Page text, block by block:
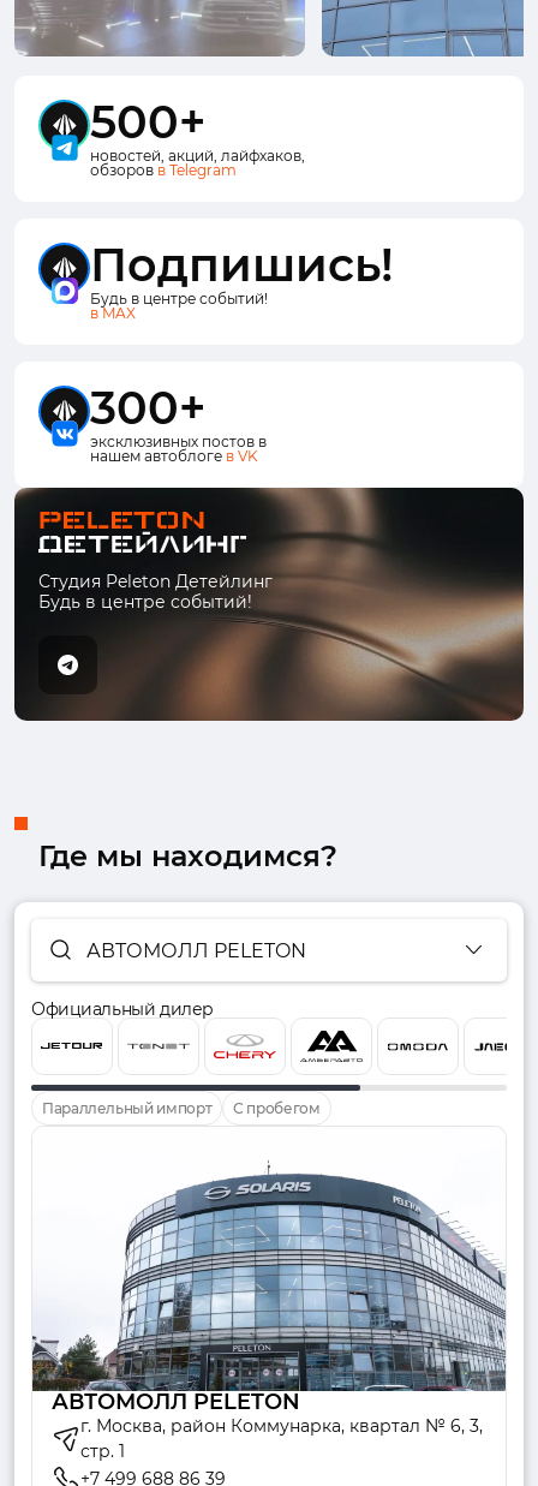
500+
новостей, акций, лайфхаков,
обзоров в Telegram
Подпишись!
Будь в центре событий!
в MAX
300+
эксклюзивных постов в
нашем автоблоге в VK
Студия Peleton Детейлинг
Будь в центре событий!
Где мы находимся?
АВТОМОЛЛ PELETON
Официальный дилер
Параллельный импорт С пробегом
АВТОМОЛЛ PELETON
г. Москва, район Коммунарка, квартал № 6, 3,
стр. 1
+7 499 688 86 39